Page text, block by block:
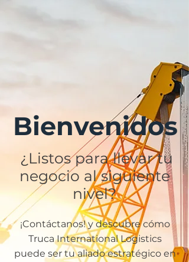
Bienvenidos
¿Listos para llevar tu
negocio al siguiente
nivel?
¡Contáctanos! y descubre cómo
Truca International Logistics
puede ser tu aliado estratégico en